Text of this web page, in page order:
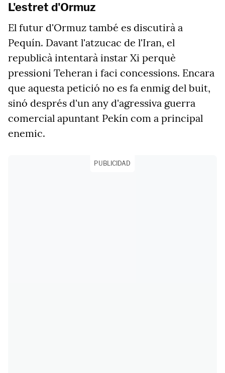
L'estret d'Ormuz
El futur d'Ormuz també es discutirà a
Pequín. Davant l'atzucac de l'Iran, el
republicà intentarà instar Xi perquè
pressioni Teheran i faci concessions. Encara
que aquesta petició no es fa enmig del buit,
sinó després d'un any d'agressiva guerra
comercial apuntant Pekín com a principal
enemic.
PUBLICIDAD